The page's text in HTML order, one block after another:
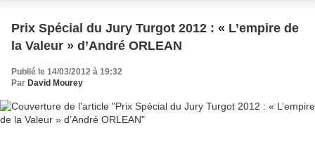
Prix Spécial du Jury Turgot 2012 : « L’empire de
la Valeur » d’André ORLEAN
Publié le 14/03/2012 à 19:32
Par David Mourey